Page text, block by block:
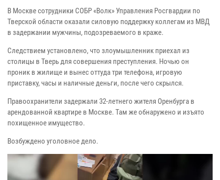
В Москве сотрудники СОБР «Волк» Управления Росгвардии по
Тверской области оказали силовую поддержку коллегам из МВД
в задержании мужчины, подозреваемого в краже.
Следствием установлено, что злоумышленник приехал из
столицы в Тверь для совершения преступления. Ночью он
проник в жилище и вынес оттуда три телефона, игровую
приставку, часы и наличные деньги, после чего скрылся.
Правоохранители задержали 32-летнего жителя Оренбурга в
арендованной квартире в Москве. Там же обнаружено и изъято
похищенное имущество.
Возбуждено уголовное дело.